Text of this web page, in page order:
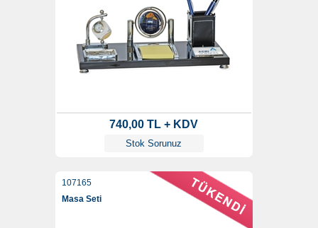
740,00 TL + KDV
Stok Sorunuz
107165
Masa Seti